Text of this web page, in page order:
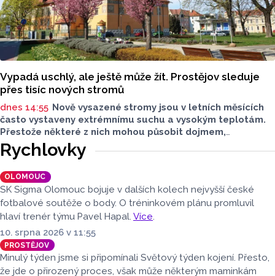
Vypadá uschlý, ale ještě může žít. Prostějov sleduje
přes tisíc nových stromů
dnes 14:55 Nově vysazené stromy jsou v letních měsících
často vystaveny extrémnímu suchu a vysokým teplotám.
Přestože některé z nich mohou působit dojmem,
že usychají, neznamená to automaticky jejich odumření.
Statutární město Prostějov proto zajišťuje pravidelnou
kontrolu, intenzivní zálivku i následnou péči tak, aby měly
co nejlepší podmínky pro ujmutí.
Rychlovky
OLOMOUC
SK Sigma Olomouc bojuje v dalších kolech nejvyšší české
fotbalové soutěže o body. O tréninkovém plánu promluvil
hlaví trenér týmu Pavel Hapal. Více.
10. srpna 2026 v 11:55
PROSTĚJOV
Minulý týden jsme si připomínali Světový týden kojení. Přesto,
že jde o přirozený proces, však může některým maminkám